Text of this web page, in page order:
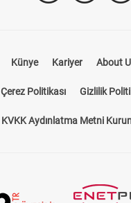
Künye Kariyer About
Çerez Politikası Gizlilik
KVKK Aydınlatma Metni